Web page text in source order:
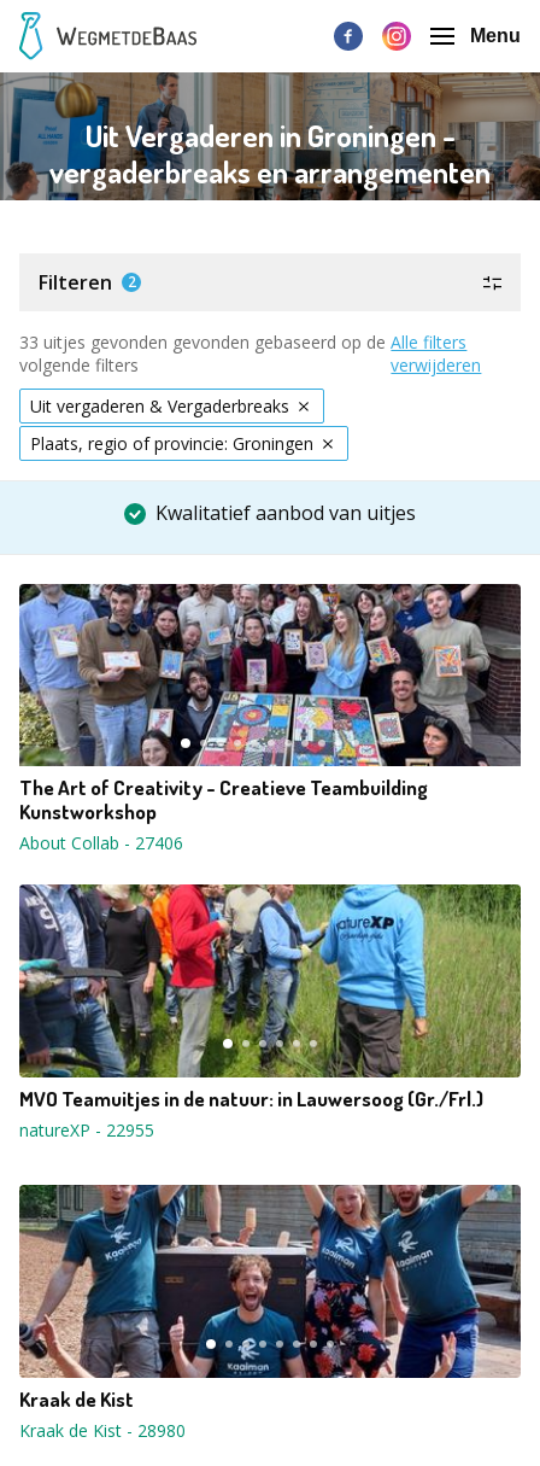
Menu
Uit Vergaderen in Groningen -
vergaderbreaks en arrangementen
Filteren 2
33 uitjes gevonden gevonden gebaseerd op de
volgende filters
Alle filters
verwijderen
Uit vergaderen & Vergaderbreaks
Plaats, regio of provincie: Groningen
Kwalitatief aanbod van uitjes
The Art of Creativity - Creatieve Teambuilding
Kunstworkshop
About Collab - 27406
MVO Teamuitjes in de natuur: in Lauwersoog (Gr./Frl.)
natureXP - 22955
Kraak de Kist
Kraak de Kist - 28980